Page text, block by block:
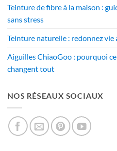
Teinture de fibre à la maison :
sans stress
Teinture naturelle : redonnez vie
Aiguilles ChiaoGoo : pourquoi
changent tout
NOS RÉSEAUX SOCIAUX